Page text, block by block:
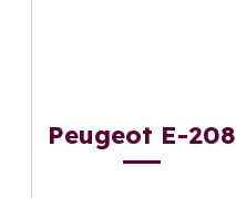
Peugeot E-208